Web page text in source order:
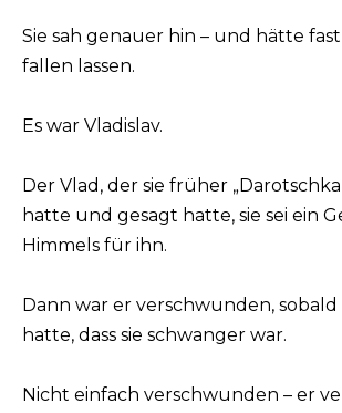
Sie sah genauer hin – und hätte
fallen lassen.
Es war Vladislav.
Der Vlad, der sie früher
hatte und gesagt hatte, sie sei ein
Himmels für ihn.
Dann war er verschwunden,
hatte, dass sie schwanger war.
Nicht einfach verschwunden – er